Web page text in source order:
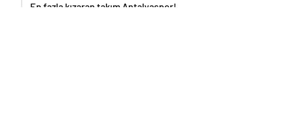
En fazla kızaran takım Antalyaspor!